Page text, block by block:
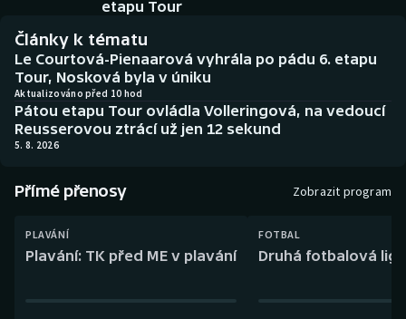
Basketbal
Biatlon
Boby a skeleton
Dostihy
Historické návraty
Aplikace ČT sport
AZ kvíz
etapu Tour
Články k tématu
Le Courtová-Pienaarová vyhrála po pádu 6. etapu
Tour, Nosková byla v úniku
Aktualizováno před 10 hod
Pátou etapu Tour ovládla Volleringová, na vedoucí
Reusserovou ztrácí už jen 12 sekund
5. 8. 2026
Přímé přenosy Zobrazit program
PLAVÁNÍ
Plavání: TK před ME v plavání
FOTBAL
Druhá fotbalová